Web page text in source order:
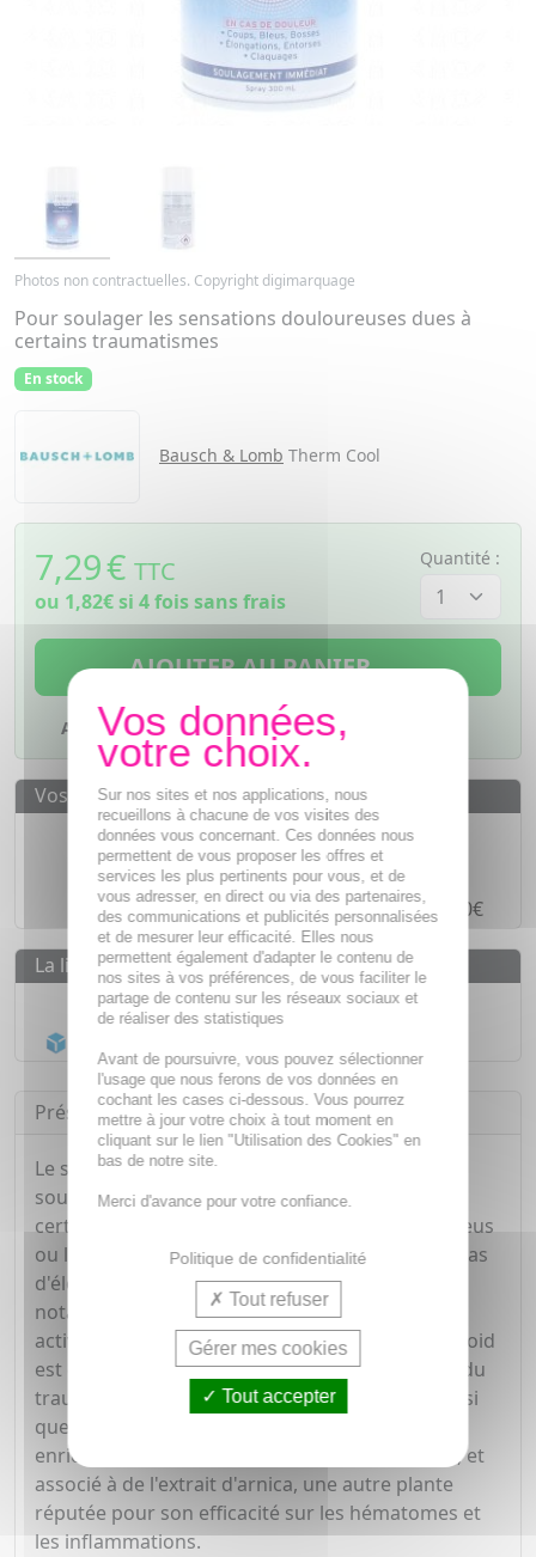
Photos non contractuelles. Copyright digimarquage
Pour soulager les sensations douloureuses dues à
certains traumatismes
En stock
Bausch & Lomb Therm Cool
7,29€ TTC
ou 1,82€si 4 fois sans frais
Quantité :
AJOUTER AU PANIER
Ajouter à mes favoris
Vos avantages
Des prixIMBATTABLES
Paiement en ligneSÉCURISÉ
Paiement en4 fois sans fraisà partir de 30€
La livraison
Livraison gratuite dès 55€
Présentation
Le spray froid Therm Cool est indiqué pour
soulager les sensations douloureuses dues à
certains traumatismes tels que les coups, les bleus
ou les bosses. Il peut également être utilisé en cas
d'élongation, d'entorse ou de claquage,
notamment dans le cadre de la pratique d'une
activité sportive. L'objectif de ce spray à l'effet froid
est d'atténuer rapidement la douleur résultant du
traumatisme et de limiter les inflammations ainsi
que les œdèmes. La formule de ce spray est
enrichie en extrait de racine d'harpagophytum, et
associé à de l'extrait d'arnica, une autre plante
réputée pour son efficacité sur les hématomes et
les inflammations.
Sur nos sites et nos applications, nous
recueillons à chacune de vos visites des
données vous concernant. Ces données nous
permettent de vous proposer les offres et
services les plus pertinents pour vous, et de
vous adresser, en direct ou via des partenaires,
des communications et publicités personnalisées
et de mesurer leur efficacité. Elles nous
permettent également d'adapter le contenu de
nos sites à vos préférences, de vous faciliter le
partage de contenu sur les réseaux sociaux et
de réaliser des statistiques
Avant de poursuivre, vous pouvez sélectionner
l'usage que nous ferons de vos données en
cochant les cases ci-dessous. Vous pourrez
mettre à jour votre choix à tout moment en
cliquant sur le lien "Utilisation des Cookies" en
bas de notre site.
Merci d'avance pour votre confiance.
Politique de confidentialité
Tout refuser
Gérer mes cookies
Tout accepter